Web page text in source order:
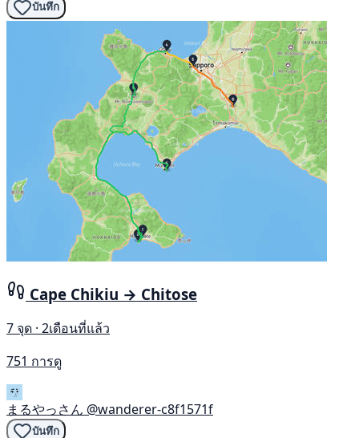
บันทึก
Cape Chikiu → Chitose
7 จุด · 2เดือนที่แล้ว
751 การดู
まるやっさん @wanderer-c8f1571f
บันทึก